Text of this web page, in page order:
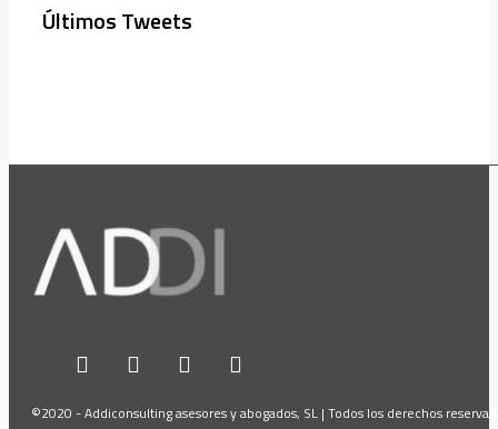
Últimos Tweets
©2020 - Addiconsulting asesores y abogados, SL | Todos los derechos